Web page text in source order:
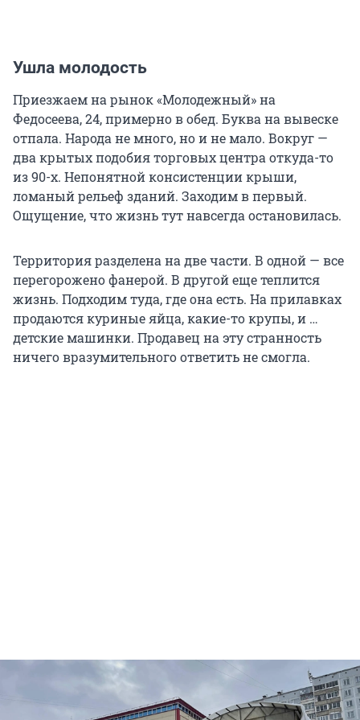
Ушла молодость
Приезжаем на рынок «Молодежный» на
Федосеева, 24, примерно в обед. Буква на вывеске
отпала. Народа не много, но и не мало. Вокруг —
два крытых подобия торговых центра откуда-то
из 90-х. Непонятной консистенции крыши,
ломаный рельеф зданий. Заходим в первый.
Ощущение, что жизнь тут навсегда остановилась.
Территория разделена на две части. В одной — все
перегорожено фанерой. В другой еще теплится
жизнь. Подходим туда, где она есть. На прилавках
продаются куриные яйца, какие-то крупы, и …
детские машинки. Продавец на эту странность
ничего вразумительного ответить не смогла.